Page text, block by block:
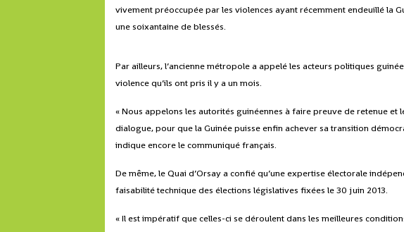
vivement préoccupée par les violences ayant récemment endeuillé la
une soixantaine de blessés.
Par ailleurs, l’ancienne métropole a appelé les acteurs politiques
violence qu’ils ont pris il y a un mois.
« Nous appelons les autorités guinéennes à faire preuve de retenue
dialogue, pour que la Guinée puisse enfin achever sa transition
indique encore le communiqué français.
De même, le Quai d’Orsay a confié qu’une expertise électorale
faisabilité technique des élections législatives fixées le 30 juin 2013.
« Il est impératif que celles-ci se déroulent dans les meilleures